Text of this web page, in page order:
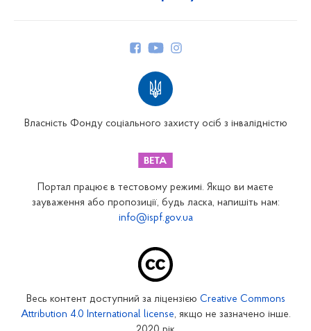
Закарпатське відділення
Запорізьке відділення
Кіровоградське відділення
Власність Фонду соціального захисту осіб з інвалідністю
Портал працює в тестовому режимі. Якщо ви маєте
зауваження або пропозиції, будь ласка, напишіть нам:
info@ispf.gov.ua
Весь контент доступний за ліцензією Creative Commons
Attribution 4.0 International license, якщо не зазначено інше.